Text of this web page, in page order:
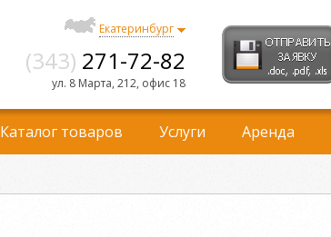
Екатеринбург
(343) 271-72-82
ул. 8 Марта, 212, офис 18
Каталог товаров Услуги Аренда